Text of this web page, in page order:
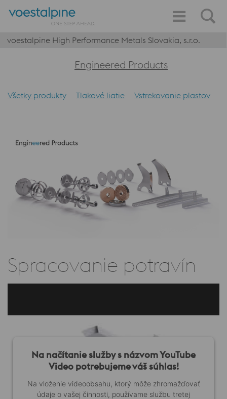
voestalpine High Performance Metals Slovakia, s.r.o.
Engineered Products
Všetky produkty Tlakové liatie Vstrekovanie plastov
Spracovanie potravín
Na načítanie služby s názvom YouTube
Video potrebujeme váš súhlas!
Na vloženie videoobsahu, ktorý môže zhromažďovať
údaje o vašej činnosti, používame službu tretej